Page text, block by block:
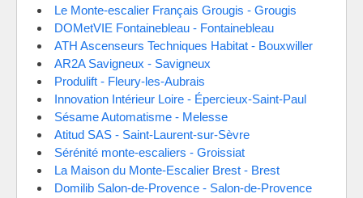
Le Monte-escalier Français Grougis - Grougis
DOMetVIE Fontainebleau - Fontainebleau
ATH Ascenseurs Techniques Habitat - Bouxwiller
AR2A Savigneux - Savigneux
Produlift - Fleury-les-Aubrais
Innovation Intérieur Loire - Épercieux-Saint-Paul
Sésame Automatisme - Melesse
Atitud SAS - Saint-Laurent-sur-Sèvre
Sérénité monte-escaliers - Groissiat
La Maison du Monte-Escalier Brest - Brest
Domilib Salon-de-Provence - Salon-de-Provence